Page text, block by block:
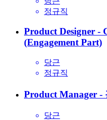
정규직
Product Designer -
(Engagement Part)
당근
정규직
Product Manager -
당근